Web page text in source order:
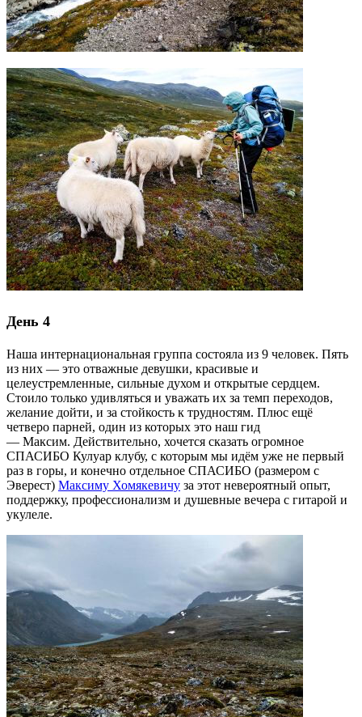
День 4
Наша интернациональная группа состояла из 9 человек. Пять
из них — это отважные девушки, красивые и
целеустремленные, сильные духом и открытые сердцем.
Стоило только удивляться и уважать их за темп переходов,
желание дойти, и за стойкость к трудностям. Плюс ещё
четверо парней, один из которых это наш гид
— Максим. Действительно, хочется сказать огромное
СПАСИБО Кулуар клубу, с которым мы идём уже не первый
раз в горы, и конечно отдельное СПАСИБО (размером с
Эверест) Максиму Хомякевичу за этот невероятный опыт,
поддержку, профессионализм и душевные вечера с гитарой и
укулеле.